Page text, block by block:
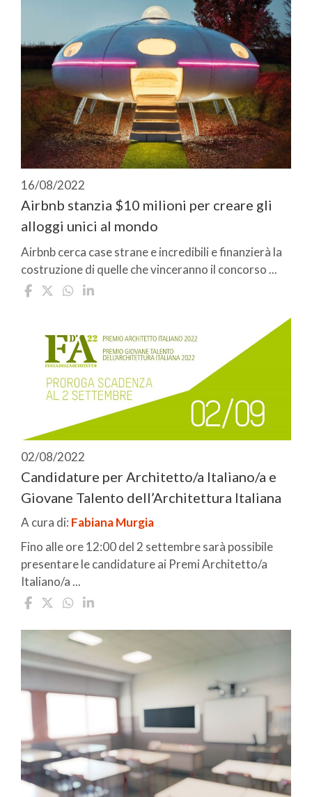
16/08/2022
Airbnb stanzia $10 milioni per creare gli
alloggi unici al mondo
Airbnb cerca case strane e incredibili e finanzierà la
costruzione di quelle che vinceranno il concorso ...
02/08/2022
Candidature per Architetto/a Italiano/a e
Giovane Talento dell’Architettura Italiana
A cura di: Fabiana Murgia
Fino alle ore 12:00 del 2 settembre sarà possibile
presentare le candidature ai Premi Architetto/a
Italiano/a ...